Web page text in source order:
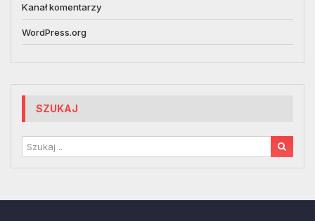
Kanał komentarzy
WordPress.org
SZUKAJ